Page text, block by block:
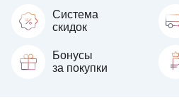
Система
скидок
Бонусы
за покупки